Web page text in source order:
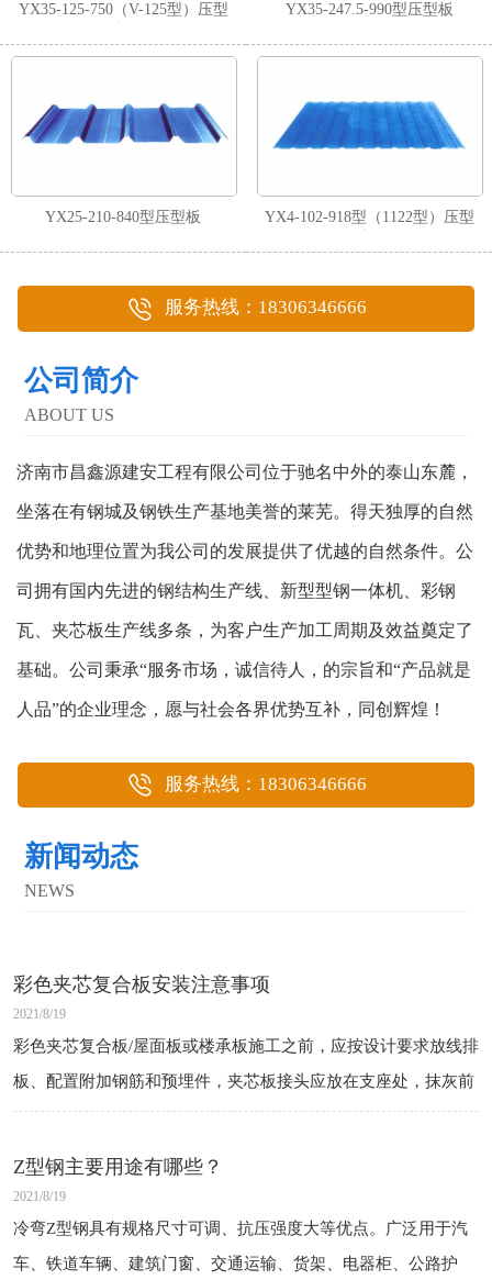
YX35-125-750（V-125型）压型
YX35-247.5-990型压型板
YX25-210-840型压型板
YX4-102-918型（1122型）压型
服务热线：18306346666
公司简介
ABOUT US
济南市昌鑫源建安工程有限公司位于驰名中外的泰山东麓，
坐落在有钢城及钢铁生产基地美誉的莱芜。得天独厚的自然
优势和地理位置为我公司的发展提供了优越的自然条件。公
司拥有国内先进的钢结构生产线、新型型钢一体机、彩钢
瓦、夹芯板生产线多条，为客户生产加工周期及效益奠定了
基础。公司秉承“服务市场，诚信待人，的宗旨和“产品就是
人品”的企业理念，愿与社会各界优势互补，同创辉煌！
服务热线：18306346666
新闻动态
NEWS
彩色夹芯复合板安装注意事项
2021/8/19
彩色夹芯复合板/屋面板或楼承板施工之前，应按设计要求放线排
板、配置附加钢筋和预埋件，夹芯板接头应放在支座处，抹灰前
需做好底部支撑，以不影响抹灰、保证结构不变形为原则。
Z型钢主要用途有哪些？
2021/8/19
冷弯Z型钢具有规格尺寸可调、抗压强度大等优点。广泛用于汽
车、铁道车辆、建筑门窗、交通运输、货架、电器柜、公路护